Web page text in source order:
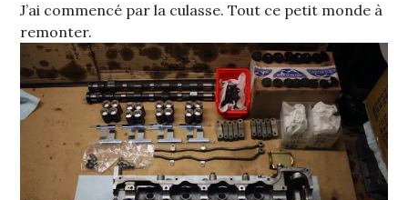
J’ai commencé par la culasse. Tout ce petit monde à
remonter.